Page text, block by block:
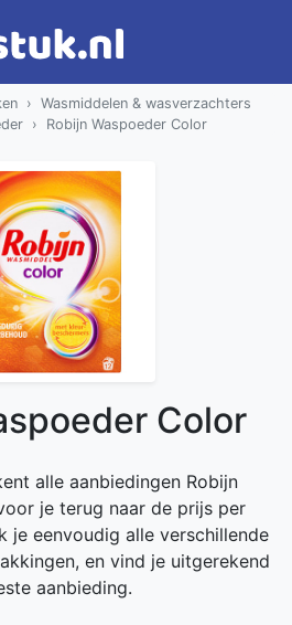
Wasmiddelen & wasverzachters
Robijn Waspoeder Color
Color
alle aanbiedingen Robijn
je terug naar de prijs per
je eenvoudig alle verschillende
en vind je uitgerekend
aanbieding.